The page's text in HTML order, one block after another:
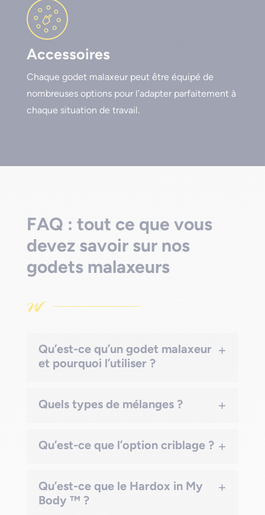
Accessoires
Chaque godet malaxeur peut être équipé de
nombreuses options pour l’adapter parfaitement à
chaque situation de travail.
FAQ : tout ce que vous
devez savoir sur nos
godets malaxeurs
Qu’est-ce qu’un godet malaxeur
et pourquoi l’utiliser ?
+
Quels types de mélanges ? +
Qu’est-ce que l’option criblage ? +
Qu’est-ce que le Hardox in My
Body ™ ?
+